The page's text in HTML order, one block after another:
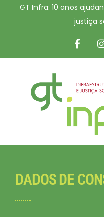
GT Infra: 10 anos
justiça
DADOS DE